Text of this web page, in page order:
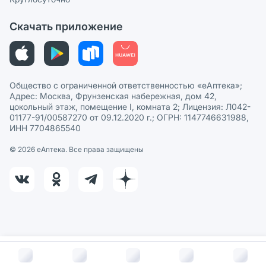
В корзину за
Политика рекомендаций
Этика и соответствие
Политика в отношении обработки персональных данных
Скачать приложение
Общество с ограниченной ответственностью «еАптека»;
Адрес: Москва, Фрунзенская набережная, дом 42,
цокольный этаж, помещение I, комната 2; Лицензия: Л042-
01177-91/00587270 от 09.12.2020 г.; ОГРН: 1147746631988,
ИНН 7704865540
© 2026 eАптека. Все права защищены